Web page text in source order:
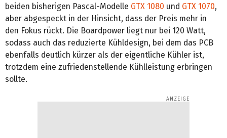
beiden bisherigen Pascal-Modelle GTX 1080 und GTX 1070,
aber abgespeckt in der Hinsicht, dass der Preis mehr in
den Fokus rückt. Die Boardpower liegt nur bei 120 Watt,
sodass auch das reduzierte Kühldesign, bei dem das PCB
ebenfalls deutlich kürzer als der eigentliche Kühler ist,
trotzdem eine zufriedenstellende Kühlleistung erbringen
sollte.